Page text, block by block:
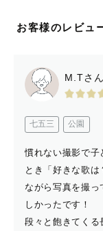
お客様のレビュ
M.Tさん
七五三 公園
慣れない撮影で子
とき「好きな歌
ながら写真を撮
しかったです！
段々と飽きてくる